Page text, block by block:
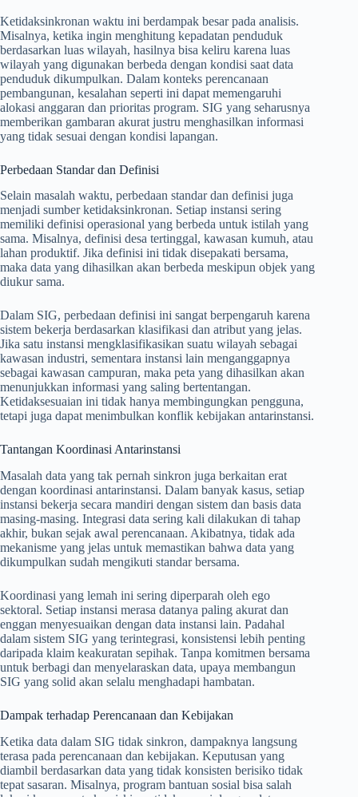
Ketidaksinkronan waktu ini berdampak besar pada analisis.
Misalnya, ketika ingin menghitung kepadatan penduduk
berdasarkan luas wilayah, hasilnya bisa keliru karena luas
wilayah yang digunakan berbeda dengan kondisi saat data
penduduk dikumpulkan. Dalam konteks perencanaan
pembangunan, kesalahan seperti ini dapat memengaruhi
alokasi anggaran dan prioritas program. SIG yang seharusnya
memberikan gambaran akurat justru menghasilkan informasi
yang tidak sesuai dengan kondisi lapangan.
Perbedaan Standar dan Definisi
Selain masalah waktu, perbedaan standar dan definisi juga
menjadi sumber ketidaksinkronan. Setiap instansi sering
memiliki definisi operasional yang berbeda untuk istilah yang
sama. Misalnya, definisi desa tertinggal, kawasan kumuh, atau
lahan produktif. Jika definisi ini tidak disepakati bersama,
maka data yang dihasilkan akan berbeda meskipun objek yang
diukur sama.
Dalam SIG, perbedaan definisi ini sangat berpengaruh karena
sistem bekerja berdasarkan klasifikasi dan atribut yang jelas.
Jika satu instansi mengklasifikasikan suatu wilayah sebagai
kawasan industri, sementara instansi lain menganggapnya
sebagai kawasan campuran, maka peta yang dihasilkan akan
menunjukkan informasi yang saling bertentangan.
Ketidaksesuaian ini tidak hanya membingungkan pengguna,
tetapi juga dapat menimbulkan konflik kebijakan antarinstansi.
Tantangan Koordinasi Antarinstansi
Masalah data yang tak pernah sinkron juga berkaitan erat
dengan koordinasi antarinstansi. Dalam banyak kasus, setiap
instansi bekerja secara mandiri dengan sistem dan basis data
masing-masing. Integrasi data sering kali dilakukan di tahap
akhir, bukan sejak awal perencanaan. Akibatnya, tidak ada
mekanisme yang jelas untuk memastikan bahwa data yang
dikumpulkan sudah mengikuti standar bersama.
Koordinasi yang lemah ini sering diperparah oleh ego
sektoral. Setiap instansi merasa datanya paling akurat dan
enggan menyesuaikan dengan data instansi lain. Padahal
dalam sistem SIG yang terintegrasi, konsistensi lebih penting
daripada klaim keakuratan sepihak. Tanpa komitmen bersama
untuk berbagi dan menyelaraskan data, upaya membangun
SIG yang solid akan selalu menghadapi hambatan.
Dampak terhadap Perencanaan dan Kebijakan
Ketika data dalam SIG tidak sinkron, dampaknya langsung
terasa pada perencanaan dan kebijakan. Keputusan yang
diambil berdasarkan data yang tidak konsisten berisiko tidak
tepat sasaran. Misalnya, program bantuan sosial bisa salah